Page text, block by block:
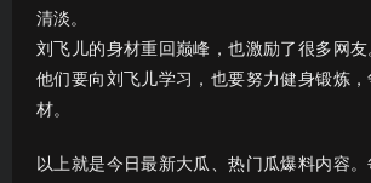
清淡。
刘飞儿的身材重回巅峰，也激励了很多网友
他们要向刘飞儿学习，也要努力健身锻炼
材。
以上就是今日最新大瓜、热门瓜爆料内容